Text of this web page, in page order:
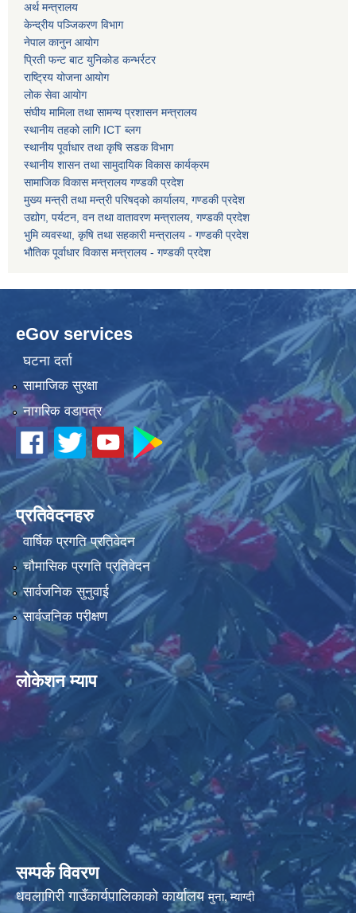
अर्थ मन्त्रालय
केन्द्रीय पञ्जिकरण विभाग
नेपाल कानुन आयोग
प्रिती फन्ट बाट युनिकोड कन्भर्रटर
राष्ट्रिय योजना आयोग
लोक सेवा आयोग
संघीय मामिला तथा सामन्य प्रशासन मन्त्रालय
स्थानीय तहको लागि ICT ब्लग
स्थानीय पूर्वाधार तथा कृषि सडक विभाग
स्थानीय शासन तथा सामुदायिक विकास कार्यक्रम
सामाजिक विकास मन्त्रालय गण्डकी प्रदेश
मुख्य मन्त्री तथा मन्त्री परिषद्को कार्यालय, गण्डकी प्रदेश
उद्योग, पर्यटन, वन तथा वातावरण मन्त्रालय, गण्डकी प्रदेश
भुमि व्यवस्था, कृषि तथा सहकारी मन्त्रालय - गण्डकी प्रदेश
भौतिक पूर्वाधार विकास मन्त्रालय - गण्डकी प्रदेश
eGov services
घटना दर्ता
सामाजिक सुरक्षा
नागरिक वडापत्र
प्रतिवेदनहरु
वार्षिक प्रगति प्रतिवेदन
चौमासिक प्रगति प्रतिवेदन
सार्वजनिक सुनुवाई
सार्वजनिक परीक्षण
लोकेशन म्याप
सम्पर्क विवरण
धवलागिरी गाउँकार्यपालिकाको कार्यालयमुना, म्याग्दी